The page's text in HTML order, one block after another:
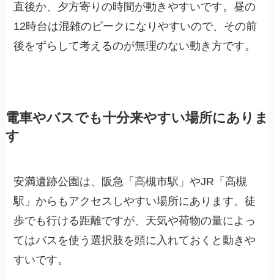
直後か、夕方寄りの時間が動きやすいです。昼の
12時台は混雑のピークになりやすいので、その前
後をずらして考えるのが無理のない動き方です。
電車やバスでも十分来やすい場所にありま
す
安満遺跡公園は、阪急「高槻市駅」やJR「高槻
駅」からもアクセスしやすい場所にあります。徒
歩でも行ける距離ですが、天気や荷物の量によっ
てはバスを使う選択肢を頭に入れておくと動きや
すいです。